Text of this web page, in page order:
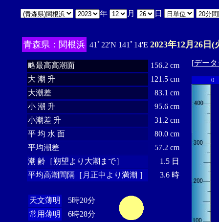
年 月 日
青森県：関根浜 41ﾟ22'N 141ﾟ14'E 2023年12月26日(
略最高高潮面
156.2 cm
大 潮 升
121.5 cm
大潮差
83.1 cm
小 潮 升
95.6 cm
小潮差 升
31.2 cm
平 均 水 面
80.0 cm
平均潮差
57.2 cm
潮 齢［朔望より大潮まで］
1.5 日
平均高潮間隔［月正中より満潮 ］
3.6 時
天文薄明
5時20分
常用薄明
6時28分
[デー
0